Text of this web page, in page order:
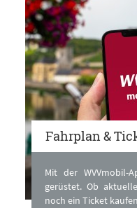
Fahrplan &
Mit der WVVmobil-
gerüstet. Ob
noch ein Ticket